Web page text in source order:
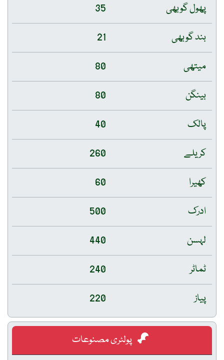
پھول گوبھی
35
بند گوبھی
21
میتھی
80
بینگن
80
پالک
40
کریلے
260
کھیرا
60
ادرک
500
لہسن
440
ٹماٹر
240
پیاز
220
پولٹری مصنوعات